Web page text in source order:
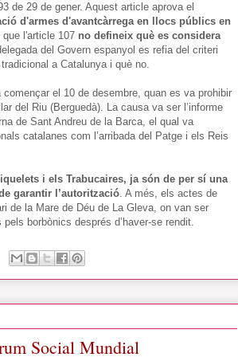
de 29 de gener. Aquest article aprova el
d'armes d'avantcàrrega en llocs públics en
l'article 107 no defineix què es considera
del Govern espanyol es refia del criteri
a Catalunya i què no.
el 10 de desembre, quan es va prohibir
del Riu (Berguedà). La causa va ser l’informe
de Sant Andreu de la Barca, el qual va
catalanes com l’arribada del Patge i els Reis
i els Trabucaires, ja són de per sí una
garantir l’autorització. A més, els actes de
de la Mare de Déu de La Gleva, on van ser
borbònics després d’haver-se rendit.
Social Mundial